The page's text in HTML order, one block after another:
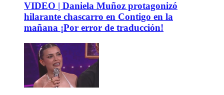
VIDEO | Daniela Muñoz protagonizó
hilarante chascarro en Contigo en la
mañana ¡Por error de traducción!